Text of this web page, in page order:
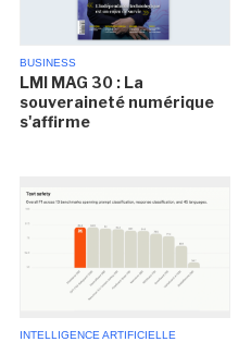
BUSINESS
LMI MAG 30 : La
souveraineté numérique
s'affirme
INTELLIGENCE ARTIFICIELLE